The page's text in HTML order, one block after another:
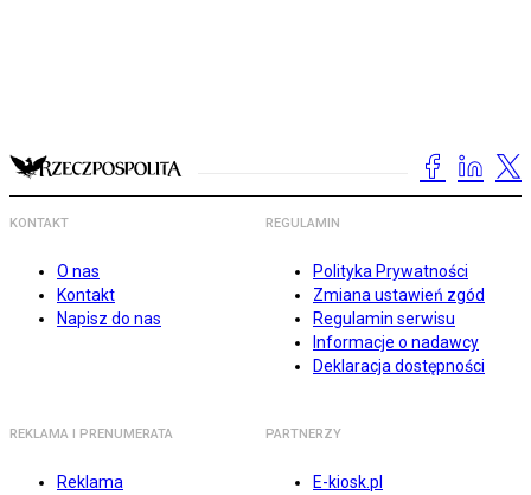
KONTAKT
O nas
Kontakt
Napisz do nas
REGULAMIN
Polityka Prywatności
Zmiana ustawień zgód
Regulamin serwisu
Informacje o nadawcy
Deklaracja dostępności
REKLAMA I PRENUMERATA
Reklama
PARTNERZY
E-kiosk.pl